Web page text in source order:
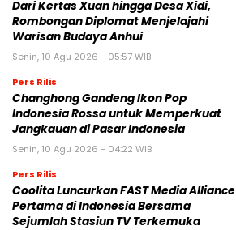
Dari Kertas Xuan hingga Desa Xidi,
Rombongan Diplomat Menjelajahi
Warisan Budaya Anhui
Senin, 10 Agu 2026 - 05:57 WIB
Pers Rilis
Changhong Gandeng Ikon Pop
Indonesia Rossa untuk Memperkuat
Jangkauan di Pasar Indonesia
Senin, 10 Agu 2026 - 04:22 WIB
Pers Rilis
Coolita Luncurkan FAST Media Alliance
Pertama di Indonesia Bersama
Sejumlah Stasiun TV Terkemuka